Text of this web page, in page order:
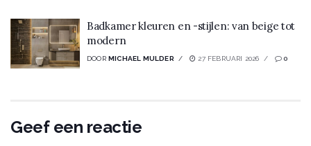
Badkamer kleuren en -stijlen: van beige tot
modern
DOOR MICHAEL MULDER 27 FEBRUARI 2026 0
Geef een reactie